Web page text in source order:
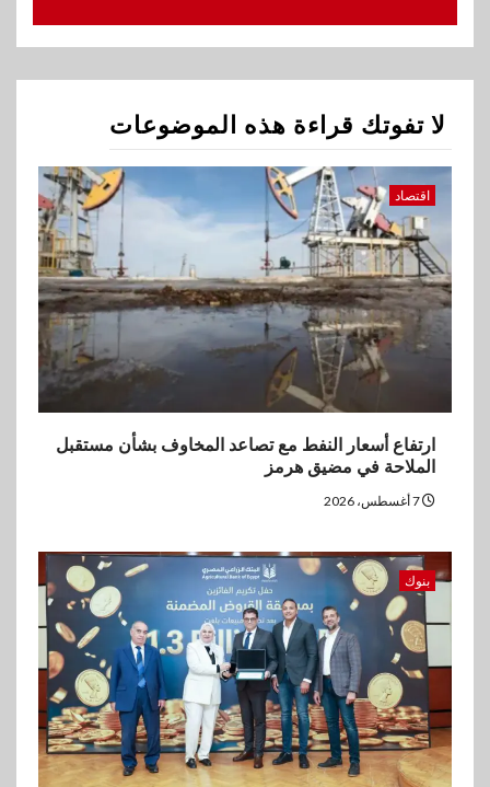
البنك الزراعي يكرم موظفيه
المتميزين بعد تحقيق نتائج قياسية
3
إنتيسا سان باولو تحقق 5.6 مليار
يورو صافي ربح في النصف الأول
2026
4
اخبار
غرفة القاهرة تنظم ندوة إلكترونية
لدعم الصادرات وتحقيق
مستهدفات رؤية مصر 2030
بنوك
بنك مصر يشارك في فعالية اليوم
لا تفوتك قراءة هذه الموضوعات
اقتصاد
ارتفاع أسعار النفط مع تصاعد المخاوف بشأن مستقبل
الملاحة في مضيق هرمز
بنوك